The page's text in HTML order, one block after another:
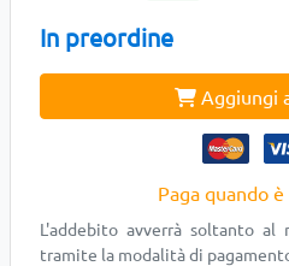
In preordine
Aggiungi
Paga quando
L'addebito avverrà soltanto al
tramite la modalità di